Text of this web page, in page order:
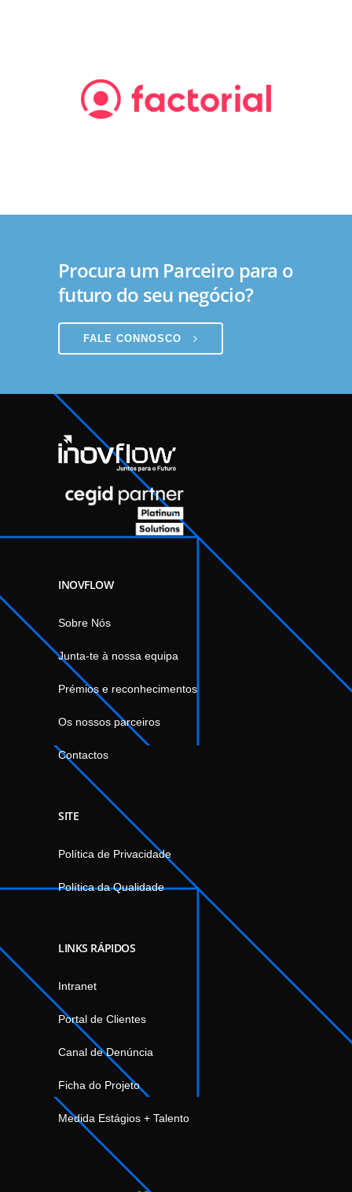
Procura um Parceiro para o
futuro do seu negócio?
FALE CONNOSCO
INOVFLOW
Sobre Nós
Junta-te à nossa equipa
Prémios e reconhecimentos
Os nossos parceiros
Contactos
SITE
Política de Privacidade
Política da Qualidade
LINKS RÁPIDOS
Intranet
Portal de Clientes
Canal de Denúncia
Ficha do Projeto
Medida Estágios + Talento